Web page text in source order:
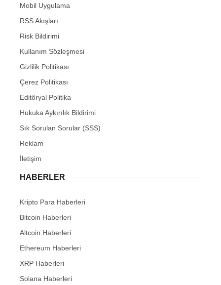
Mobil Uygulama
RSS Akışları
Risk Bildirimi
Kullanım Sözleşmesi
Gizlilik Politikası
Çerez Politikası
Editöryal Politika
Hukuka Aykırılık Bildirimi
Sık Sorulan Sorular (SSS)
Reklam
İletişim
HABERLER
Kripto Para Haberleri
Bitcoin Haberleri
Altcoin Haberleri
Ethereum Haberleri
XRP Haberleri
Solana Haberleri